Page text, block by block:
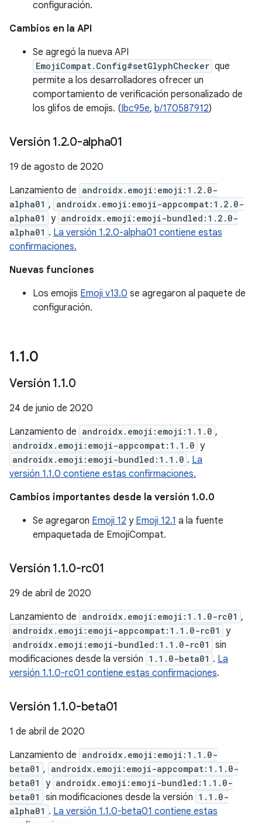
configuración.
Cambios en la API
Se agregó la nueva API
EmojiCompat.Config#setGlyphChecker que
permite a los desarrolladores ofrecer un
comportamiento de verificación personalizado de
los glifos de emojis. (Ibc95e, b/170587912)
Versión 1.2.0-alpha01
19 de agosto de 2020
Lanzamiento de androidx.emoji:emoji:1.2.0-
alpha01 , androidx.emoji:emoji-appcompat:1.2.0-
alpha01
y androidx.emoji:emoji-bundled:1.2.0-
alpha01 . La versión 1.2.0-alpha01 contiene estas
confirmaciones.
Nuevas funciones
Los emojis Emoji v13.0 se agregaron al paquete de
configuración.
1.1.0
Versión 1.1.0
24 de junio de 2020
Lanzamiento de androidx.emoji:emoji:1.1.0 ,
androidx.emoji:emoji-appcompat:1.1.0 y
androidx.emoji:emoji-bundled:1.1.0 . La
versión 1.1.0 contiene estas confirmaciones.
Cambios importantes desde la versión 1.0.0
Se agregaron Emoji 12 y Emoji 12.1 a la fuente
empaquetada de EmojiCompat.
Versión 1.1.0-rc01
29 de abril de 2020
Lanzamiento de androidx.emoji:emoji:1.1.0-rc01 ,
androidx.emoji:emoji-appcompat:1.1.0-rc01 y
androidx.emoji:emoji-bundled:1.1.0-rc01
sin
modificaciones desde la versión 1.1.0-beta01 . La
versión 1.1.0-rc01 contiene estas confirmaciones.
Versión 1.1.0-beta01
1 de abril de 2020
Lanzamiento de androidx.emoji:emoji:1.1.0-
beta01 , androidx.emoji:emoji-appcompat:1.1.0-
beta01
y androidx.emoji:emoji-bundled:1.1.0-
beta01
sin modificaciones desde la versión 1.1.0-
alpha01 . La versión 1.1.0-beta01 contiene estas